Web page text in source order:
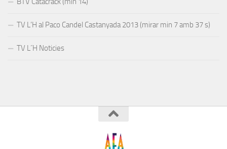
TV L’H al Paco Candel Castanyada 2013 (mirar min 7 amb 37 s)
TV L´H Noticies